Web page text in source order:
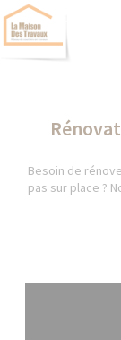
Besoin de
pas sur place ?